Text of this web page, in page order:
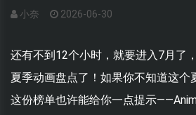
小奈 2026-06-30
还有不到12个小时，就要进入7月了
夏季动画盘点了！如果你不知道这个
这份榜单也许能给你一点提示